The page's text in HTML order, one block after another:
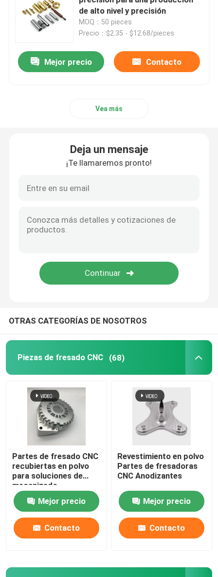
Piezas que muelen de torneado del CNC
Piezas de acero inoxidables del CNC
Piezas de corte por láser
Servicios de moldeo por inyección
de alto nivel y precisión
MOQ：50 pieces
Precio：$2.35 - $12.68/pieces
Mejor precio Contacto
Vea más
Deja un mensaje
¡Te llamaremos pronto!
OTRAS CATEGORÍAS DE NOSOTROS
Piezas de fresado CNC (68)
Partes de fresado CNC
recubiertas en polvo
para soluciones de
mecanizado
Mejor precio
Contacto
Revestimiento en polvo
Partes de fresadoras
CNC Anodizantes
Mejor precio
Contacto